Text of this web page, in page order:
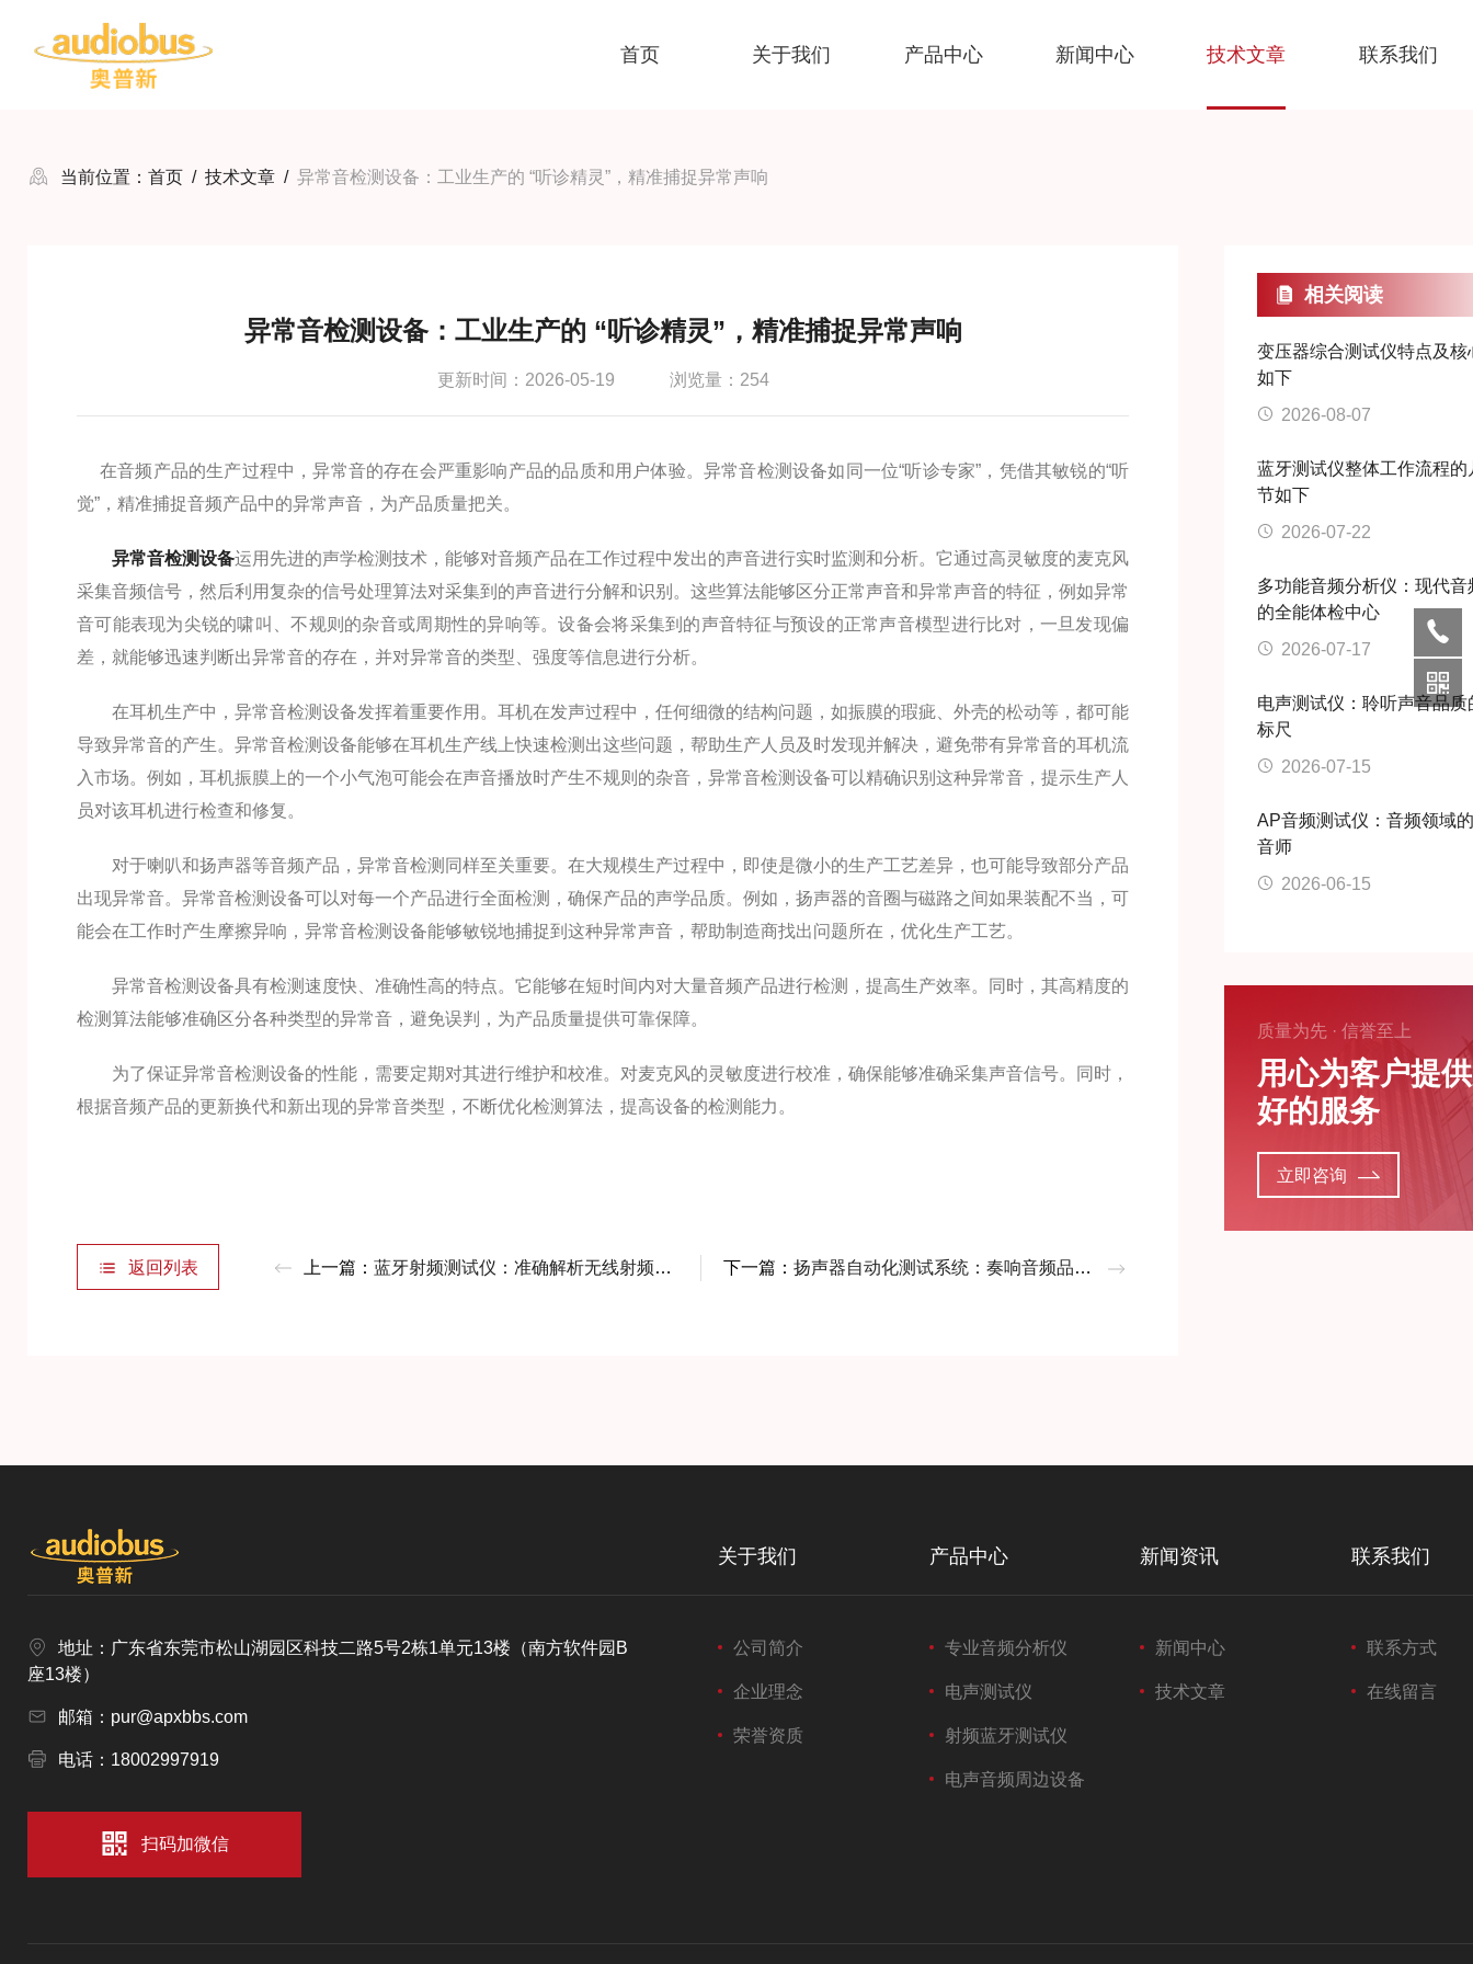
首页 关于我们 产品中心 新闻中心 技术文章 联系我们
当前位置： 首页 / 技术文章 / 异常音检测设备：工业生产的 “听诊精灵”，精准捕捉异常声响
异常音检测设备：工业生产的 “听诊精灵”，精准捕捉异常声响
更新时间：2026-05-19 浏览量：254
在音频产品的生产过程中，异常音的存在会严重影响产品的品质和用户体验。异常音检测设备如同一位“听诊专家”，凭借其敏锐的“听
觉”，精准捕捉音频产品中的异常声音，为产品质量把关。
异常音检测设备运用先进的声学检测技术，能够对音频产品在工作过程中发出的声音进行实时监测和分析。它通过高灵敏度的麦克风
采集音频信号，然后利用复杂的信号处理算法对采集到的声音进行分解和识别。这些算法能够区分正常声音和异常声音的特征，例如异常
音可能表现为尖锐的啸叫、不规则的杂音或周期性的异响等。设备会将采集到的声音特征与预设的正常声音模型进行比对，一旦发现偏
差，就能够迅速判断出异常音的存在，并对异常音的类型、强度等信息进行分析。
在耳机生产中，异常音检测设备发挥着重要作用。耳机在发声过程中，任何细微的结构问题，如振膜的瑕疵、外壳的松动等，都可能
导致异常音的产生。异常音检测设备能够在耳机生产线上快速检测出这些问题，帮助生产人员及时发现并解决，避免带有异常音的耳机流
入市场。例如，耳机振膜上的一个小气泡可能会在声音播放时产生不规则的杂音，异常音检测设备可以精确识别这种异常音，提示生产人
员对该耳机进行检查和修复。
对于喇叭和扬声器等音频产品，异常音检测同样至关重要。在大规模生产过程中，即使是微小的生产工艺差异，也可能导致部分产品
出现异常音。异常音检测设备可以对每一个产品进行全面检测，确保产品的声学品质。例如，扬声器的音圈与磁路之间如果装配不当，可
能会在工作时产生摩擦异响，异常音检测设备能够敏锐地捕捉到这种异常声音，帮助制造商找出问题所在，优化生产工艺。
异常音检测设备具有检测速度快、准确性高的特点。它能够在短时间内对大量音频产品进行检测，提高生产效率。同时，其高精度的
检测算法能够准确区分各种类型的异常音，避免误判，为产品质量提供可靠保障。
为了保证异常音检测设备的性能，需要定期对其进行维护和校准。对麦克风的灵敏度进行校准，确保能够准确采集声音信号。同时，
根据音频产品的更新换代和新出现的异常音类型，不断优化检测算法，提高设备的检测能力。
返回列表 上一篇： 蓝牙射频测试仪：准确解析无线射频信号特性 下一篇： 扬声器自动化测试系统：奏响音频品质的幕后指挥家
相关阅读
变压器综合测试仪特点及核
如下
2026-08-07
蓝牙测试仪整体工作流程的
节如下
2026-07-22
多功能音频分析仪：现代音
的全能体检中心
2026-07-17
电声测试仪：聆听声音品质
标尺
2026-07-15
AP音频测试仪：音频领域
音师
2026-06-15
质量为先 · 信誉至上
用心为客户提
好的服务
立即咨询
地址：广东省东莞市松山湖园区科技二路5号2栋1单元13楼（南方软件园B
座13楼）
邮箱：pur@apxbbs.com
电话：18002997919
扫码加微信
关于我们
公司简介
企业理念
荣誉资质
产品中心
专业音频分析仪
电声测试仪
射频蓝牙测试仪
电声音频周边设备
新闻资讯
新闻中心
技术文章
联系我们
联系方式
在线留言